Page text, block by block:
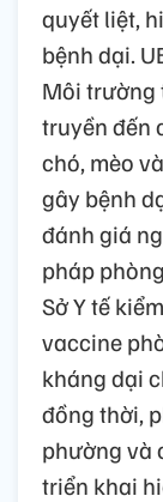
quyết liệt,
bệnh dại.
Môi trường
truyền đến
chó, mèo
gây bệnh
đánh giá
pháp
Sở Y tế
vaccine
kháng dại
đồng thời,
phường và
triển khai